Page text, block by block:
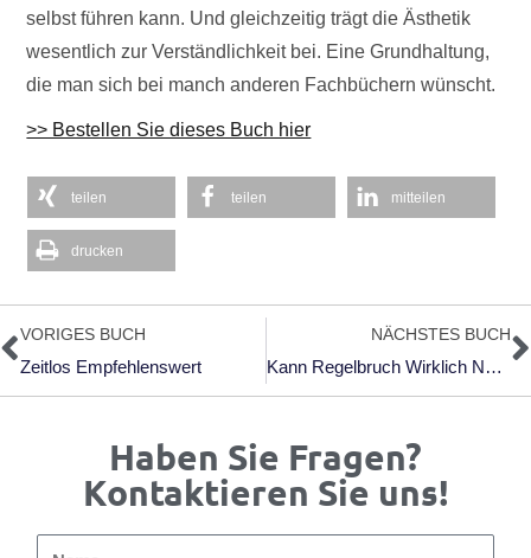
selbst führen kann. Und gleichzeitig trägt die Ästhetik
wesentlich zur Verständlichkeit bei. Eine Grundhaltung,
die man sich bei manch anderen Fachbüchern wünscht.
>> Bestellen Sie dieses Buch hier
teilen teilen mitteilen
drucken
Zurück
VORIGES BUCH
Zeitlos Empfehlenswert
NÄCHSTES BUCH
Kann Regelbruch Wirklich Nützen?
Haben Sie Fragen?
Kontaktieren Sie uns!